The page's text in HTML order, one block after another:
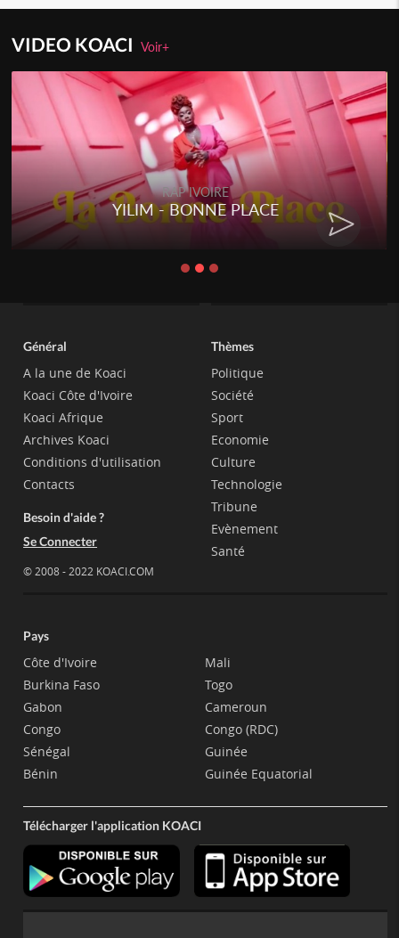
VIDEO KOACIVoir+
RAP IVOIRE
YILIM - BONNE PLACE
Général
A la une de Koaci
Koaci Côte d'Ivoire
Koaci Afrique
Archives Koaci
Conditions d'utilisation
Contacts
Besoin d'aide ?
Se Connecter
© 2008 - 2022 KOACI.COM
Thèmes
Politique
Société
Sport
Economie
Culture
Technologie
Tribune
Evènement
Santé
Pays
Côte d'Ivoire
Burkina Faso
Gabon
Congo
Sénégal
Bénin
Mali
Togo
Cameroun
Congo (RDC)
Guinée
Guinée Equatorial
Télécharger l'application KOACI